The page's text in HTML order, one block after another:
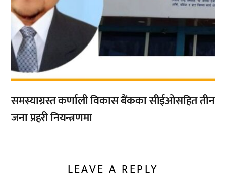
समस्याग्रस्त कर्णाली विकास बैंकका सीईओसहित तीन
जना प्रहरी नियन्त्रणमा
LEAVE A REPLY